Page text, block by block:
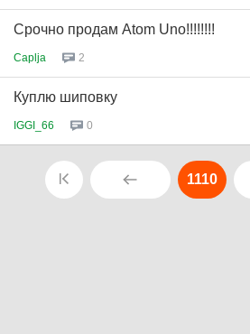
Срочно продам Atom Uno!!!!!!!!
Caplja 2
Куплю шиповку
IGGI_66 0
1110